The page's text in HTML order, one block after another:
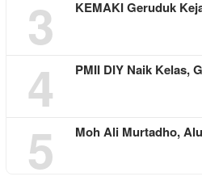
3 KEMAKI Geruduk
4 PMII DIY Naik Kelas,
5 Moh Ali Murtadho,